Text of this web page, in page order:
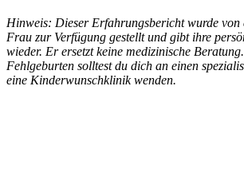
Hin­weis: Die­ser Erfah­rungs­be­richt wur­de von
Frau zur Ver­fü­gung gestellt und gibt ihre
wie­der. Er ersetzt kei­ne medi­zi­ni­sche
Fehl­ge­bur­ten soll­test du dich an einen
eine Kin­der­wunsch­kli­nik wen­den.